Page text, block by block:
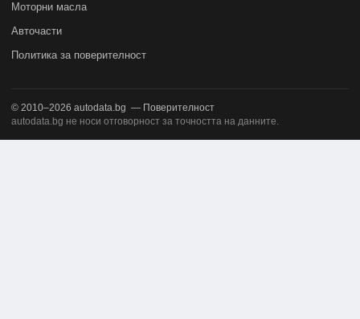
Моторни масла
Авточасти
Политика за поверителност
© 2010–2026 autodata.bg — Поверителност
autodata.bg не носи отговорност за точността на данните.